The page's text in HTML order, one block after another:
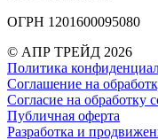
ОГРН 1201600095080
© АПР ТРЕЙД 2026
Политика
Соглашение на
Согласие на обработку
Публичная оферта
Разработка и